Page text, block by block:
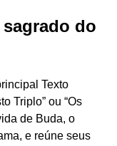
do
Texto
Triplo” ou “Os
de Buda, o
e reúne seus